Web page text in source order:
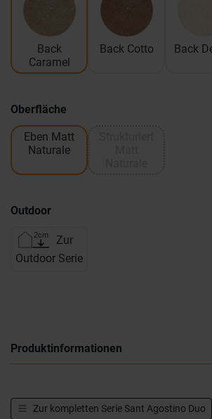
Back
Caramel
Back Cotto Back
Oberfläche
Eben Matt
Naturale
Outdoor
Zur
Outdoor Serie
Produktinformationen
Zur kompletten Serie Sant Agostino Duo